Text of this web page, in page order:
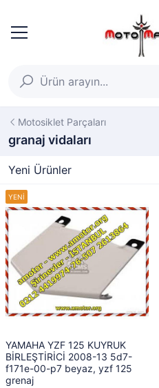
Motosiklet Parçaları
granaj vidaları
Yeni Ürünler
YAMAHA YZF 125 KUYRUK
BİRLEŞTİRİCİ 2008-13 5d7-
f171e-00-p7 beyaz, yzf 125
grenaj